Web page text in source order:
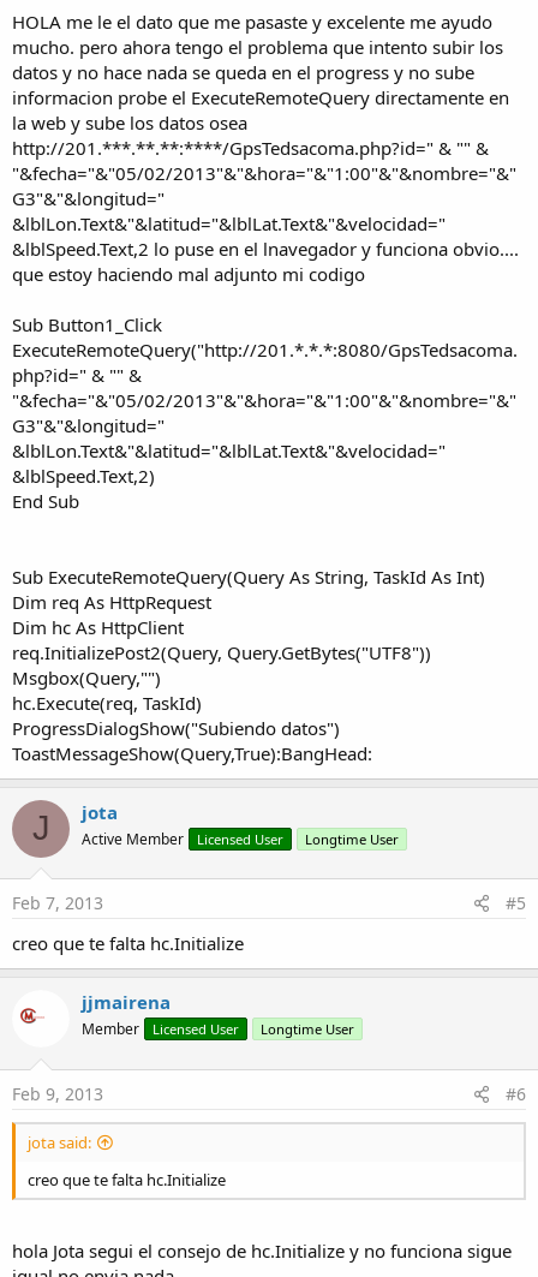
HOLA me le el dato que me pasaste y excelente me ayudo
mucho. pero ahora tengo el problema que intento subir los
datos y no hace nada se queda en el progress y no sube
informacion probe el ExecuteRemoteQuery directamente en
la web y sube los datos osea
http://201.***.**.**:****/GpsTedsacoma.php?id=" & "" &
"&fecha="&"05/02/2013"&"&hora="&"1:00"&"&nombre="&"
G3"&"&longitud="
&lblLon.Text&"&latitud="&lblLat.Text&"&velocidad="
&lblSpeed.Text,2 lo puse en el lnavegador y funciona obvio....
que estoy haciendo mal adjunto mi codigo
Sub Button1_Click
ExecuteRemoteQuery("http://201.*.*.*:8080/GpsTedsacoma.
php?id=" & "" &
"&fecha="&"05/02/2013"&"&hora="&"1:00"&"&nombre="&"
G3"&"&longitud="
&lblLon.Text&"&latitud="&lblLat.Text&"&velocidad="
&lblSpeed.Text,2)
End Sub
Sub ExecuteRemoteQuery(Query As String, TaskId As Int)
Dim req As HttpRequest
Dim hc As HttpClient
req.InitializePost2(Query, Query.GetBytes("UTF8"))
Msgbox(Query,"")
hc.Execute(req, TaskId)
ProgressDialogShow("Subiendo datos")
ToastMessageShow(Query,True):BangHead:
J jota
Active Member Licensed User Longtime User
Feb 7, 2013 #5
creo que te falta hc.Initialize
jjmairena
Member Licensed User Longtime User
Feb 9, 2013 #6
jota said:
creo que te falta hc.Initialize
hola Jota segui el consejo de hc.Initialize y no funciona sigue